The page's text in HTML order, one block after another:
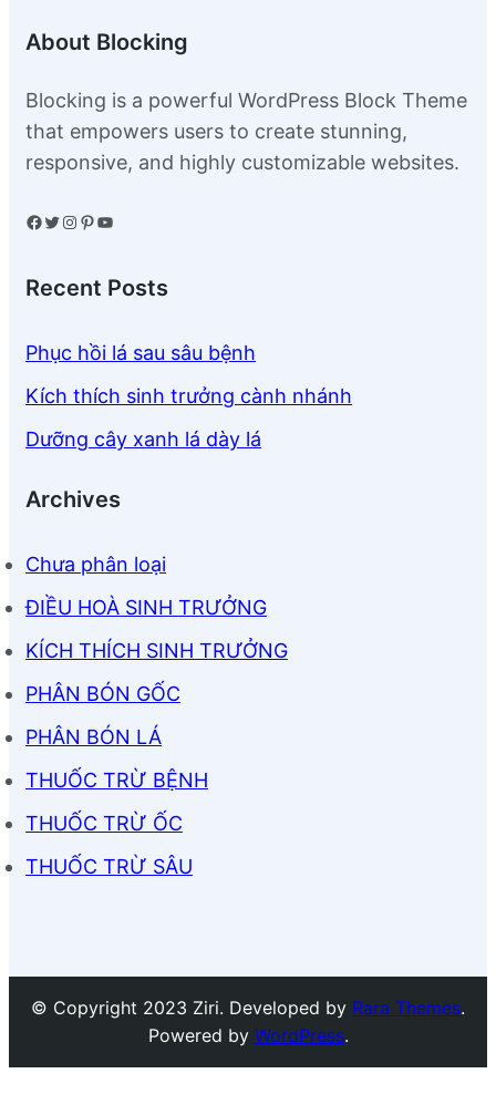
About Blocking
Blocking is a powerful WordPress Block Theme
that empowers users to create stunning,
responsive, and highly customizable websites.
Facebook Twitter Instagram Pinterest YouTube
Recent Posts
Phục hồi lá sau sâu bệnh
Kích thích sinh trưởng cành nhánh
Dưỡng cây xanh lá dày lá
Archives
Chưa phân loại
ĐIỀU HOÀ SINH TRƯỞNG
KÍCH THÍCH SINH TRƯỞNG
PHÂN BÓN GỐC
PHÂN BÓN LÁ
THUỐC TRỪ BỆNH
THUỐC TRỪ ỐC
THUỐC TRỪ SÂU
© Copyright 2023 Ziri. Developed by Rara Themes.
Powered by WordPress.